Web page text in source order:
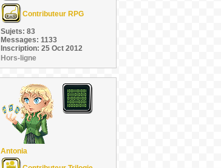
Contributeur RPG
Sujets: 83
Messages: 1133
Inscription: 25 Oct 2012
Hors-ligne
Antonia